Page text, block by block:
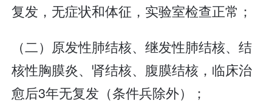
复发，无症状和体征，实验室检查正常；
（二）原发性肺结核、继发性肺结核、结
核性胸膜炎、肾结核、腹膜结核，临床治
愈后3年无复发（条件兵除外）；